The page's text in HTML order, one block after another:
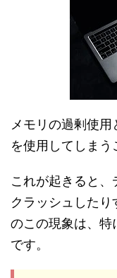
メモリの過剰使
を使用してしまう
これが起きると、
クラッシュした
のこの現象は、特
です。